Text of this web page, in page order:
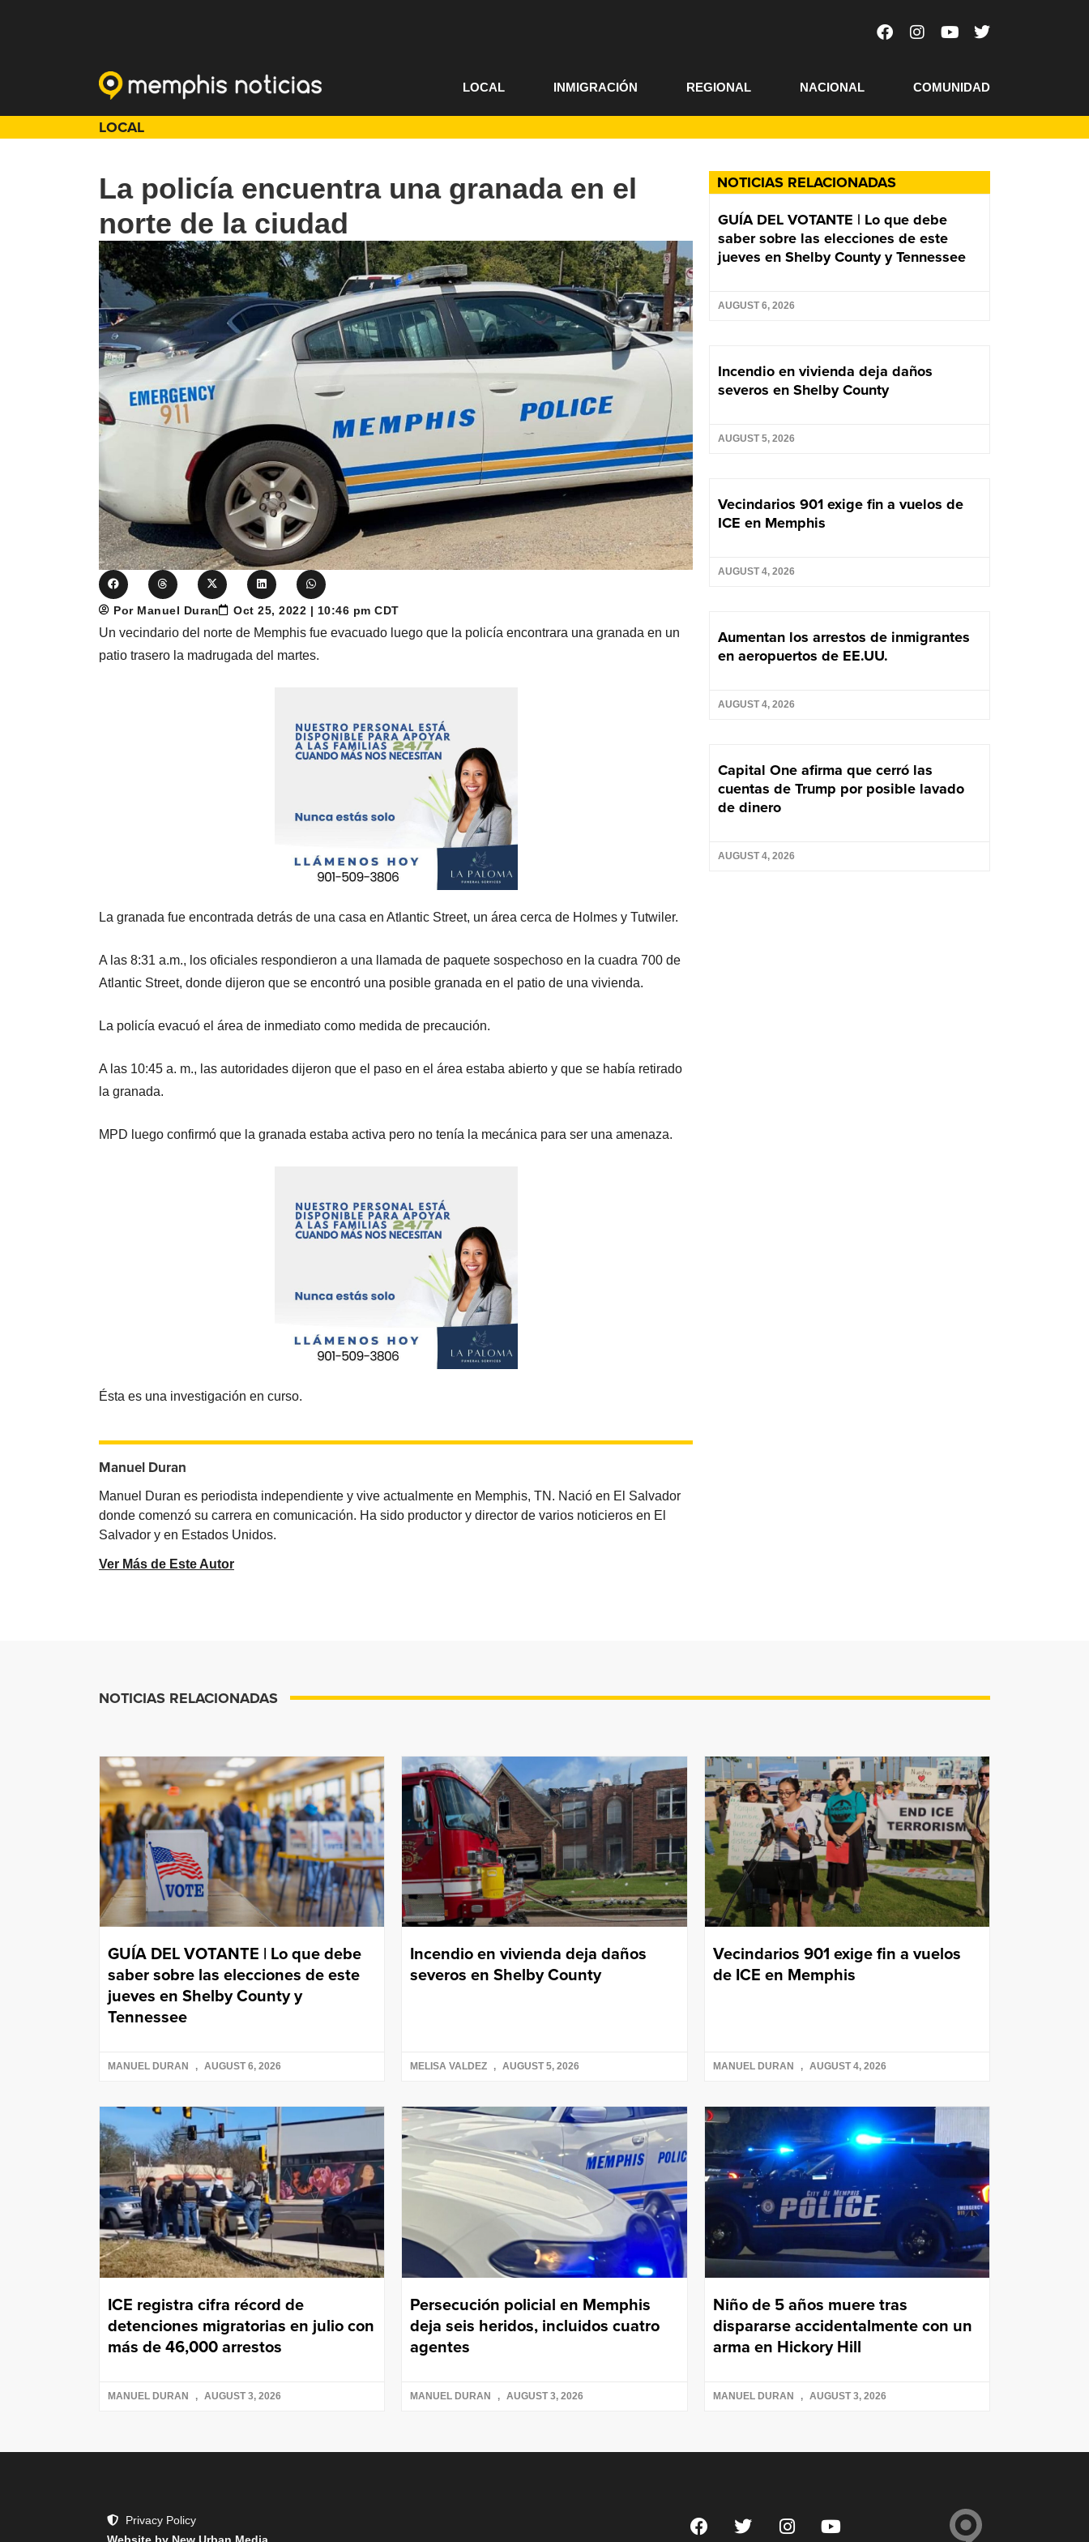
LOCAL INMIGRACIÓN REGIONAL NACIONAL COMUNIDAD
LOCAL
NOTICIAS RELACIONADAS
GUÍA DEL VOTANTE | Lo que debe
saber sobre las elecciones de este
jueves en Shelby County y Tennessee
AUGUST 6, 2026
Incendio en vivienda deja daños
severos en Shelby County
AUGUST 5, 2026
Vecindarios 901 exige fin a vuelos de
ICE en Memphis
AUGUST 4, 2026
Aumentan los arrestos de inmigrantes
en aeropuertos de EE.UU.
AUGUST 4, 2026
Capital One afirma que cerró las
cuentas de Trump por posible lavado
de dinero
AUGUST 4, 2026
La policía encuentra una granada en el
norte de la ciudad
Por Manuel Duran Oct 25, 2022 | 10:46 pm CDT
Un vecindario del norte de Memphis fue evacuado luego que la policía encontrara una granada en un
patio trasero la madrugada del martes.
La granada fue encontrada detrás de una casa en Atlantic Street, un área cerca de Holmes y Tutwiler.
A las 8:31 a.m., los oficiales respondieron a una llamada de paquete sospechoso en la cuadra 700 de
Atlantic Street, donde dijeron que se encontró una posible granada en el patio de una vivienda.
La policía evacuó el área de inmediato como medida de precaución.
A las 10:45 a. m., las autoridades dijeron que el paso en el área estaba abierto y que se había retirado
la granada.
MPD luego confirmó que la granada estaba activa pero no tenía la mecánica para ser una amenaza.
Ésta es una investigación en curso.
Manuel Duran
Manuel Duran es periodista independiente y vive actualmente en Memphis, TN. Nació en El Salvador
donde comenzó su carrera en comunicación. Ha sido productor y director de varios noticieros en El
Salvador y en Estados Unidos.
Ver Más de Este Autor
NOTICIAS RELACIONADAS
GUÍA DEL VOTANTE | Lo que debe
saber sobre las elecciones de este
jueves en Shelby County y
Tennessee
MANUEL DURAN AUGUST 6, 2026
Incendio en vivienda deja daños
severos en Shelby County
MELISA VALDEZ AUGUST 5, 2026
Vecindarios 901 exige fin a vuelos
de ICE en Memphis
MANUEL DURAN AUGUST 4, 2026
ICE registra cifra récord de
detenciones migratorias en julio con
más de 46,000 arrestos
MANUEL DURAN AUGUST 3, 2026
Persecución policial en Memphis
deja seis heridos, incluidos cuatro
agentes
MANUEL DURAN AUGUST 3, 2026
Niño de 5 años muere tras
dispararse accidentalmente con un
arma en Hickory Hill
MANUEL DURAN AUGUST 3, 2026
Privacy Policy